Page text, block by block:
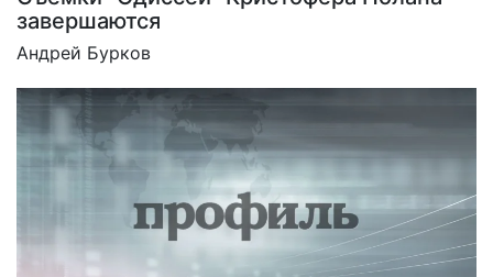
завершаются
Андрей Бурков